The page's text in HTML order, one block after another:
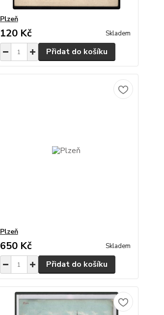
Plzeň
120 Kč Skladem
Přidat do košíku
Plzeň
650 Kč Skladem
Přidat do košíku